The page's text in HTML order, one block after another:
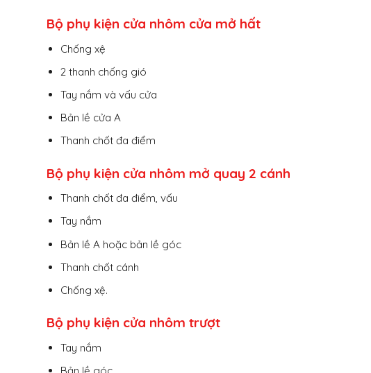
Bộ phụ kiện cửa nhôm cửa mở hất
Chống xệ
2 thanh chống gió
Tay nắm và vấu cửa
Bản lề cửa A
Thanh chốt đa điểm
Bộ phụ kiện cửa nhôm mở quay 2 cánh
Thanh chốt đa điểm, vấu
Tay nắm
Bản lề A hoặc bản lề góc
Thanh chốt cánh
Chống xệ.
Bộ phụ kiện cửa nhôm trượt
Tay nắm